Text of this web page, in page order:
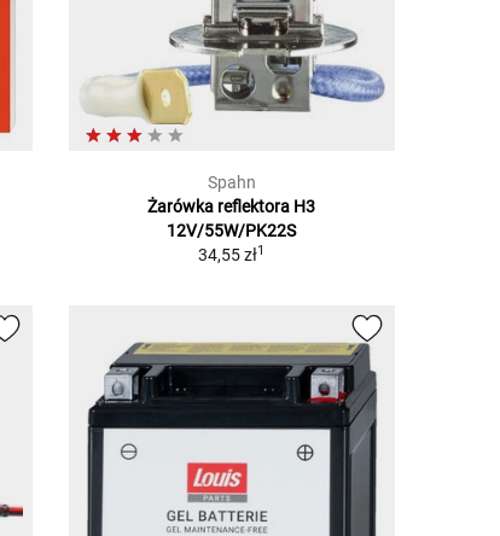
Spahn
Żarówka reflektora H3
12V/55W/PK22S
34,55 zł1